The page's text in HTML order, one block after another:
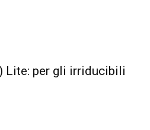
Lite: per gli irriducibili